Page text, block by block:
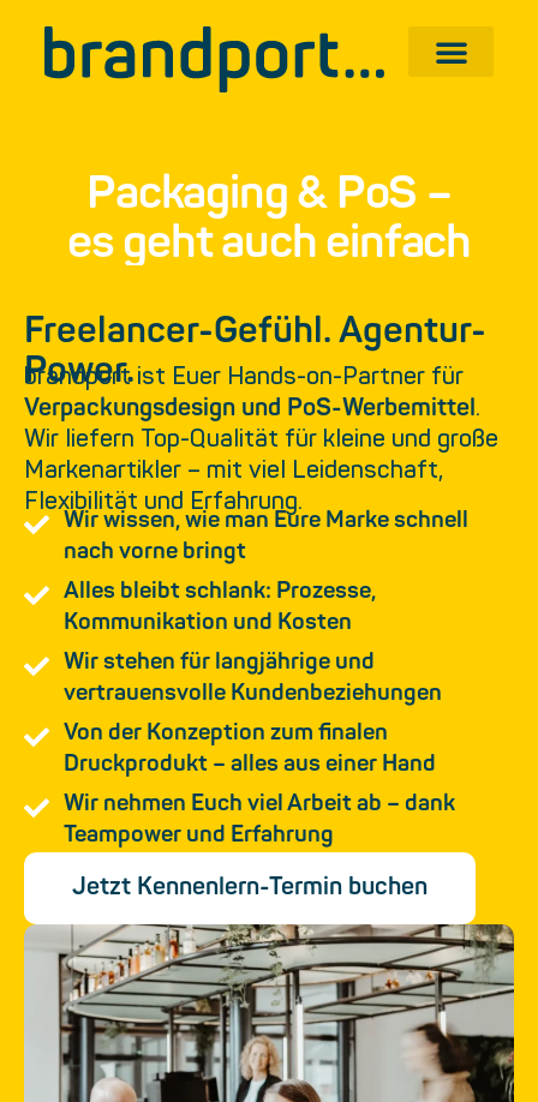
Packaging & PoS –
es geht auch einfach
Freelancer-Gefühl. Agentur-
Power.
brandport ist Euer Hands-on-Partner für
Verpackungsdesign und PoS-Werbemittel .
Wir liefern Top-Qualität für kleine und große
Markenartikler – mit viel Leidenschaft,
Flexibilität und Erfahrung.
Wir wissen, wie man Eure Marke schnell
nach vorne bringt
Alles bleibt schlank: Prozesse,
Kommunikation und Kosten
Wir stehen für langjährige und
vertrauensvolle Kundenbeziehungen
Von der Konzeption zum finalen
Druckprodukt – alles aus einer Hand
Wir nehmen Euch viel Arbeit ab – dank
Teampower und Erfahrung
Jetzt Kennenlern-Termin buchen